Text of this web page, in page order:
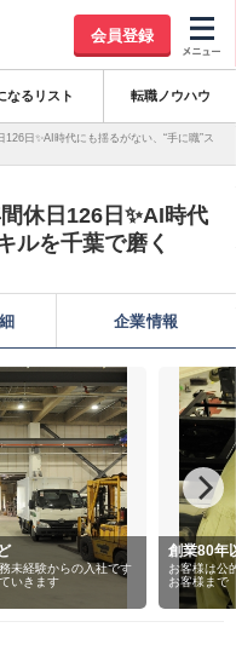
会員登録
なるリスト 転職ノウハウ
日✨AI時代にも揺るがない、“手に職”ス
休日126日✨AI時代
ルを千葉で磨く
企業情報
未経験からの入社です
いきます
創業80年
お客様は公
お客様まで